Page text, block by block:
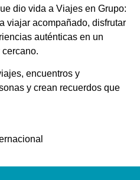
dio vida a Viajes en Grupo:
viajar acompañado, disfrutar
auténticas en un
encuentros y
y crean recuerdos que